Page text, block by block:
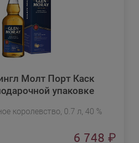
Молт Порт Каск
упаковке
королевство, 0.7 л, 40 %
6 748 ₽